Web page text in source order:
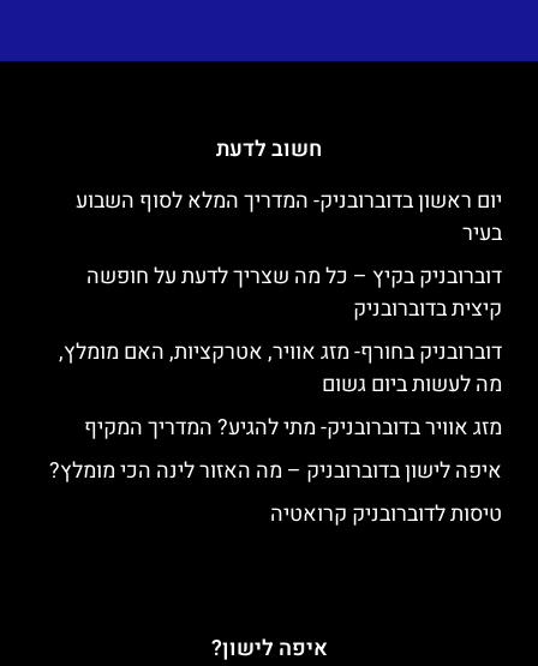
חשוב לדעת
יום ראשון בדוברובניק- המדריך המלא לסוף השבוע
בעיר
דוברובניק בקיץ – כל מה שצריך לדעת על חופשה
קיצית בדוברובניק
דוברובניק בחורף- מזג אוויר, אטרקציות, האם מומלץ,
מה לעשות ביום גשום
מזג אוויר בדוברובניק- מתי להגיע? המדריך המקיף
איפה לישון בדוברובניק – מה האזור לינה הכי מומלץ?
טיסות לדוברובניק קרואטיה
איפה לישון?